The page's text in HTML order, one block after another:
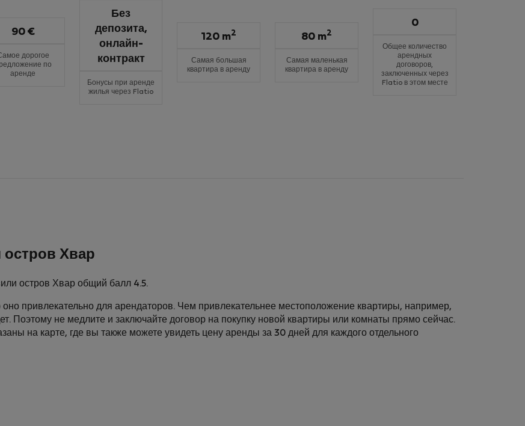
дорогое
по
аренде
90 €
Бонусы при аренде
жилья через Flatio
Без
депозита,
онлайн-
контракт
Самая большая
квартира в аренду
120 m2
Самая маленькая
квартира в аренду
80 m2
Общее количество
арендных
договоров,
заключенных через
Flatio в этом месте
0
остров Хвар
остров Хвар общий балл 4.5.
оно привлекательно для арендаторов. Чем привлекательнее местоположение квартиры, например,
Поэтому не медлите и заключайте договор на покупку новой квартиры или комнаты прямо сейчас.
на карте, где вы также можете увидеть цену аренды за 30 дней для каждого отдельного